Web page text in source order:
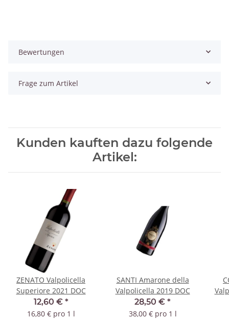
Bewertungen
Frage zum Artikel
Kunden kauften dazu folgende
Artikel:
ZENATO Valpolicella
Superiore 2021 DOC
12,60 € *
16,80 € pro 1 l
SANTI Amarone della
Valpolicella 2019 DOC
28,50 € *
38,00 € pro 1 l